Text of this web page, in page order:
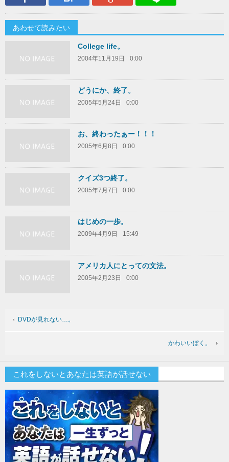
あわせて読みたい
College life。
2004年11月19日 0:00
どうにか、終了。
2005年5月24日 0:00
お、終わったぁー！！！
2005年6月8日 0:00
クイズ3つ終了。
2005年7月7日 0:00
はじめの一歩。
2009年4月9日 15:49
アメリカ人にとっての文法。
2005年2月23日 0:00
DVDが見れない…。
かわいいぼく。
これをしないとあなたは英語が話せない